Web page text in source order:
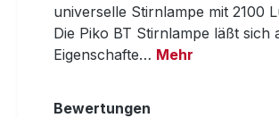
universelle Stirnlampe mit 2100
Die Piko BT Stirnlampe läßt sich
Eigenschafte… Mehr
Bewertungen